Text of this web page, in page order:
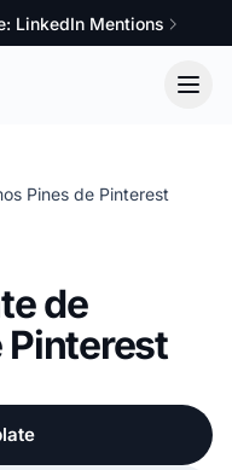
LinkedIn Mentions
Pines de Pinterest
de
Pinterest